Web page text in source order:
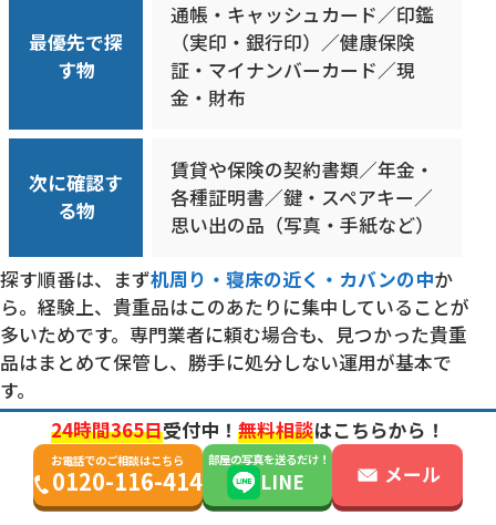
最優先で探
す物
通帳・キャッシュカード／印鑑
（実印・銀行印）／健康保険
証・マイナンバーカード／現
金・財布
次に確認す
る物
賃貸や保険の契約書類／年金・
各種証明書／鍵・スペアキー／
思い出の品（写真・手紙など）
探す順番は、まず机周り・寝床の近く・カバンの中か
ら。経験上、貴重品はこのあたりに集中していることが
多いためです。専門業者に頼む場合も、見つかった貴重
品はまとめて保管し、勝手に処分しない運用が基本で
す。
近隣に気づかれにくい搬出の運用
24時間365日受付中！ 無料相談はこちらから！
お電話でのご相談はこちら
0120-116-414
部屋の写真を送るだけ！
LINE メール